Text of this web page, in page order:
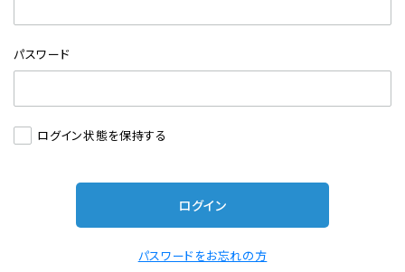
レンタル
景品・玩具・文具
販促用カプセルトイ
パスワード
ログイン状態を保持する
パスワードをお忘れの方